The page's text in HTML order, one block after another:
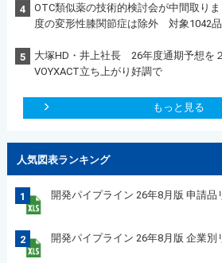
4
OTC類似薬の技術的検討会が中間取り
度の変形性膝関節症は除外 対象1042品
5
大塚HD・井上社長 26年度通期予想を
VOYXACT立ち上がり好調で
もっと見る
人気図表ランキング
1 開発パイプライン 26年8月版 申請品
2 開発パイプライン 26年8月版 企業別